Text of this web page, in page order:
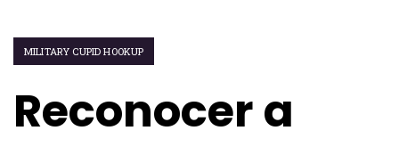
MILITARY CUPID HOOKUP
Reconocer a